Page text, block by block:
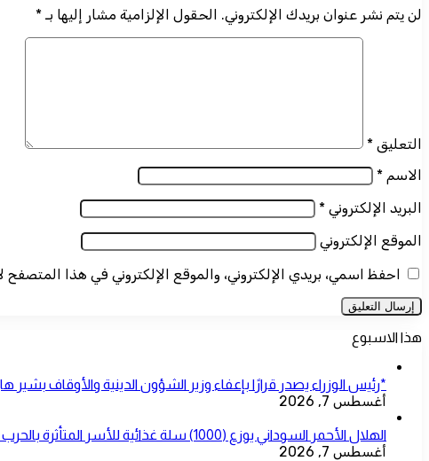
لن يتم نشر عنوان بريدك الإلكتروني. الحقول الإلزامية مشار إليها بـ *
التعليق *
الاسم *
البريد الإلكتروني *
الموقع الإلكتروني
احفظ اسمي، بريدي الإلكتروني، والموقع الإلكتروني في هذا
هذا الاسبوع
*رئيس الوزراء يصدر قرارًا بإعفاء وزير الشؤون الدينية والأوقاف بشير
أغسطس 7, 2026
الهلال الأحمر السوداني يوزع (1000) سلة غذائية للأسر المتأثرة بالحرب بمحلية شرق النيل
أغسطس 7, 2026